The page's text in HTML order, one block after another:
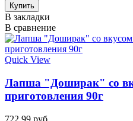
Купить
В закладки
В сравнение
Quick View
Лапша "Доширак" со
приготовления 90г
722.99 руб.